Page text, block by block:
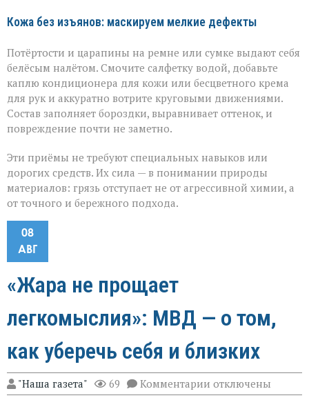
Кожа без изъянов: маскируем мелкие дефекты
Потёртости и царапины на ремне или сумке выдают себя
белёсым налётом. Смочите салфетку водой, добавьте
каплю кондиционера для кожи или бесцветного крема
для рук и аккуратно вотрите круговыми движениями.
Состав заполняет бороздки, выравнивает оттенок, и
повреждение почти не заметно.
Эти приёмы не требуют специальных навыков или
дорогих средств. Их сила — в понимании природы
материалов: грязь отступает не от агрессивной химии, а
от точного и бережного подхода.
08
АВГ
«Жара не прощает
легкомыслия»: МВД — о том,
как уберечь себя и близких
"Наша газета" 69 Комментарии к
записи
отключены